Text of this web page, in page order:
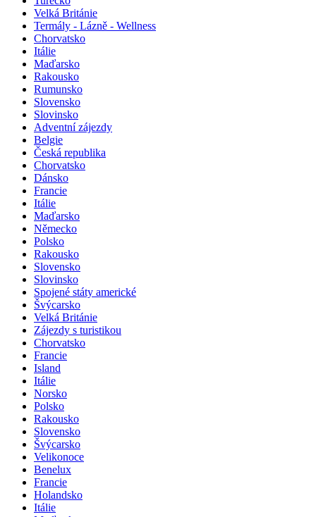
Velká Británie
Termály - Lázně - Wellness
Chorvatsko
Itálie
Maďarsko
Rakousko
Rumunsko
Slovensko
Slovinsko
Adventní zájezdy
Belgie
Česká republika
Chorvatsko
Dánsko
Francie
Itálie
Maďarsko
Německo
Polsko
Rakousko
Slovensko
Slovinsko
Spojené státy americké
Švýcarsko
Velká Británie
Zájezdy s turistikou
Chorvatsko
Francie
Island
Itálie
Norsko
Polsko
Rakousko
Slovensko
Švýcarsko
Velikonoce
Benelux
Francie
Holandsko
Itálie